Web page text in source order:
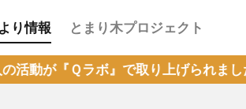
り情報 とまり木プロジェクト
り上げられました。＜ここをクリック＞